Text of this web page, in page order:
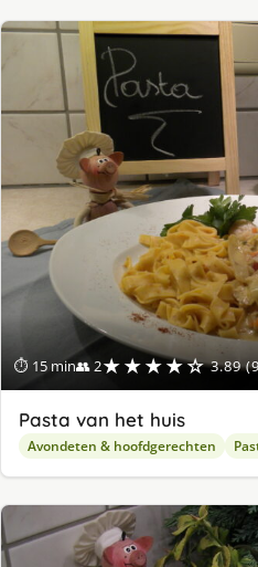
⏱ 15 min👥 2★★★★☆ 3.89
Pasta van het huis
Avondeten & hoofdgerechten